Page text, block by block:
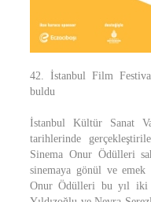
42. İstanbul Film
buldu
İstanbul Kültür Sanat
tarihlerinde
Sinema Onur Ödülleri
sinemaya gönül ve
Onur Ödülleri bu yıl iki